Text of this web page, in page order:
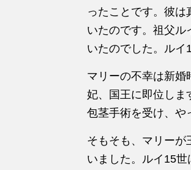
ったことです。彼は
いたのです。祖父ル
いたのでした。ルイ
マリーの不幸は新婚
妃、国王に即位しま
包茎手術を受け、や
そもそも、マリーが
いました。ルイ15